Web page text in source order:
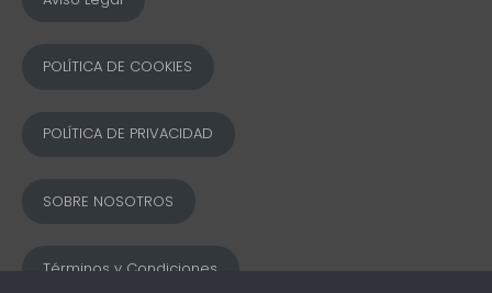
POLÍTICA DE COOKIES
POLÍTICA DE PRIVACIDAD
SOBRE NOSOTROS
Términos y Condiciones